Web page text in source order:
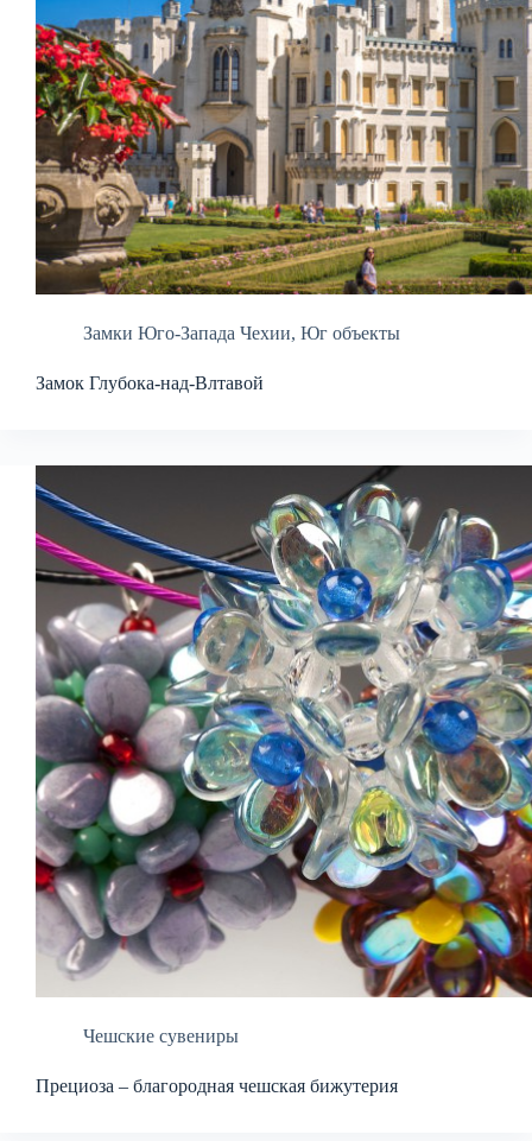
Замки Юго-Запада Чехии, Юг объекты
Замок Глубока-над-Влтавой
Чешские сувениры
Прециоза – благородная чешская бижутерия